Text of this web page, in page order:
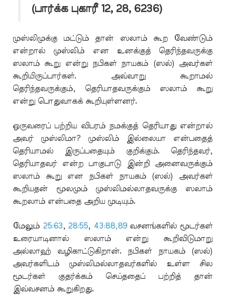
(பார்க்க புகாரீ 12, 28, 6236)
முஸ்லிமுக்கு மட்டும் தான் ஸலாம் கூற வேண்டும்
என்றால் முஸ்லிம் என உனக்குத் தெரிந்தவருக்கு
ஸலாம் கூறு என்று நபிகள் நாயகம் (ஸல்) அவர்கள்
கூறியிருப்பார்கள். அவ்வாறு கூறாமல்
தெரிந்தவருக்கும், தெரியாதவருக்கும் ஸலாம் கூறு
என்று பொதுவாகக் கூறியுள்ளனர்.
ஒருவரைப் பற்றிய விபரம் நமக்குத் தெரியாது என்றால்
அவர் முஸ்லிமா? முஸ்லிம் இல்லையா என்பதைத்
தெரியாமல் இருப்பதையும் குறிக்கும். தெரிந்தவர்,
தெரியாதவர் என்ற பாகுபாடு இன்றி அனைவருக்கும்
ஸலாம் கூறு என நபிகள் நாயகம் (ஸல்) அவர்கள்
கூறியதன் மூலமும் முஸ்லிமல்லாதவருக்கு ஸலாம்
கூறலாம் என்பதை அறிய முடியும்.
மேலும் 25:63, 28:55, 43:88,89வசனங்களில் மூடர்கள்
உரையாடினால் ஸலாம் என்று கூறிவிடுமாறு
அல்லாஹ் வழிகாட்டுகிறான். நபிகள் நாயகம் (ஸல்)
அவர்களிடம் முஸ்லிமல்லாதவர்களில் உள்ள சில
மூடர்கள் குதர்க்கம் செய்ததைப் பற்றித் தான்
இவ்வசனம் கூறுகிறது.